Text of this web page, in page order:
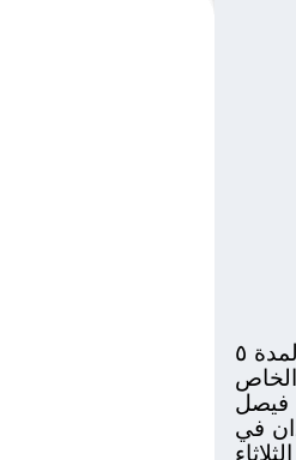
محافظة الجيزة : غلق كلي بشارع السودان بالإتجاه القادم من منطقة كوبرى الخشب أتجاه شارع فيصل غداً الثلاثاء ولمدة ٥
فيصل
في
من صباح يوم الثلاثاء